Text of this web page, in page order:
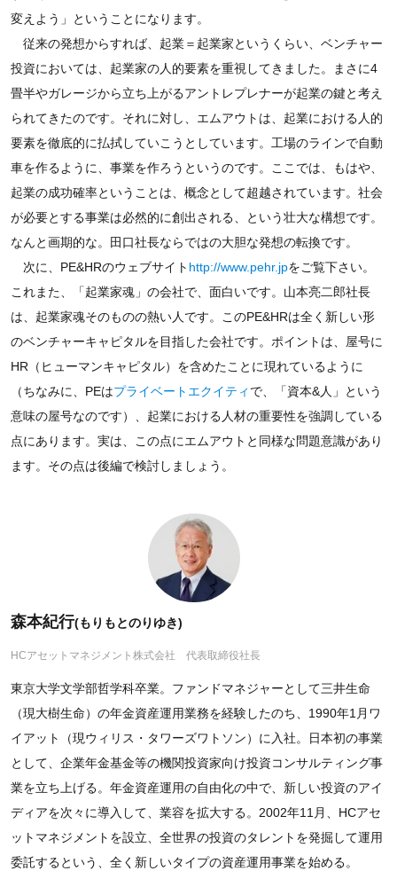
変えよう」ということになります。
従来の発想からすれば、起業＝起業家というくらい、ベンチャー
投資においては、起業家の人的要素を重視してきました。まさに4
畳半やガレージから立ち上がるアントレプレナーが起業の鍵と考え
られてきたのです。それに対し、エムアウトは、起業における人的
要素を徹底的に払拭していこうとしています。工場のラインで自動
車を作るように、事業を作ろうというのです。ここでは、もはや、
起業の成功確率ということは、概念として超越されています。社会
が必要とする事業は必然的に創出される、という壮大な構想です。
なんと画期的な。田口社長ならではの大胆な発想の転換です。
次に、PE&HRのウェブサイト http://www.pehr.jpをご覧下さい。
これまた、「起業家魂」の会社で、面白いです。山本亮二郎社長
は、起業家魂そのものの熱い人です。このPE&HRは全く新しい形
のベンチャーキャピタルを目指した会社です。ポイントは、屋号に
HR（ヒューマンキャピタル）を含めたことに現れているように
（ちなみに、PEはプライベートエクイティ で、「資本&人」という
意味の屋号なのです）、起業における人材の重要性を強調している
点にあります。実は、この点にエムアウトと同様な問題意識があり
ます。その点は後編で検討しましょう。
森本紀行(もりもとのりゆき)
HCアセットマネジメント株式会社 代表取締役社長
東京大学文学部哲学科卒業。ファンドマネジャーとして三井生命
（現大樹生命）の年金資産運用業務を経験したのち、1990年1月ワ
イアット（現ウィリス・タワーズワトソン）に入社。日本初の事業
として、企業年金基金等の機関投資家向け投資コンサルティング事
業を立ち上げる。年金資産運用の自由化の中で、新しい投資のアイ
ディアを次々に導入して、業容を拡大する。2002年11月、HCアセ
ットマネジメントを設立、全世界の投資のタレントを発掘して運用
委託するという、全く新しいタイプの資産運用事業を始める。